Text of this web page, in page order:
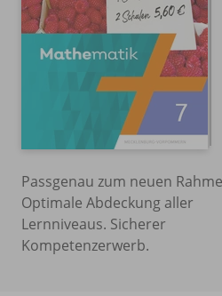
Passgenau zum neuen
Optimale Abdeckung aller
Lernniveaus. Sicherer
Kompetenzerwerb.